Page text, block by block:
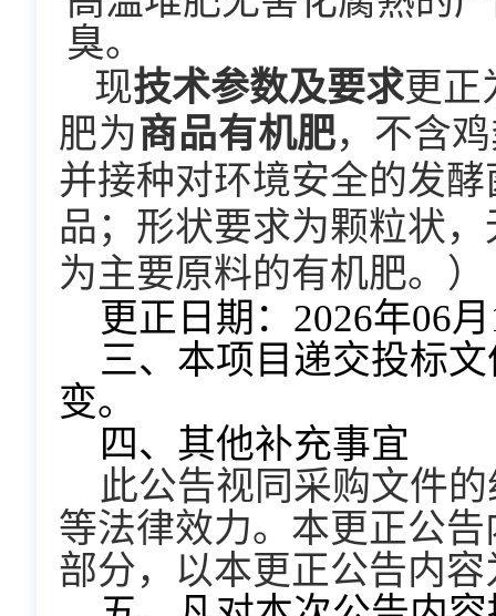
臭。
现技术参数及要求更正
肥为商品有机肥， 不含
并接种对环境安全的发
品； 形状要求为颗粒状，
为主要原料的有机肥。 ）
更正日期： 2026年06月
三、 本项目递交投标
变。
四 、其他补充事宜
此公告视同采购文件
等法律效力。本更正公
部分，以本更正公告内